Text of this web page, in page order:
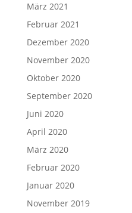
März 2021
Februar 2021
Dezember 2020
November 2020
Oktober 2020
September 2020
Juni 2020
April 2020
März 2020
Februar 2020
Januar 2020
November 2019